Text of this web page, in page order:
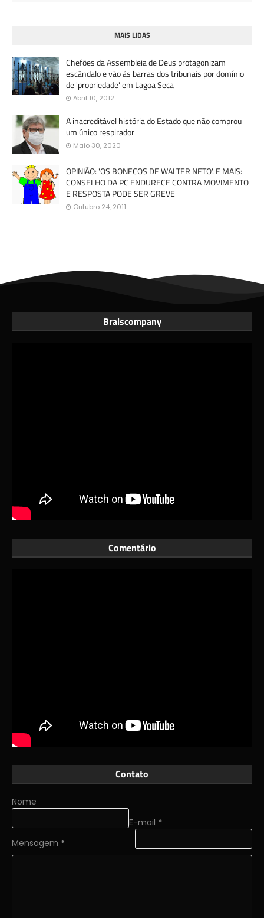
MAIS LIDAS
Chefões da Assembleia de Deus protagonizam
escândalo e vão às barras dos tribunais por domínio
de 'propriedade' em Lagoa Seca
Abril 10, 2012
A inacreditável história do Estado que não comprou
um único respirador
Maio 30, 2020
OPINIÃO: 'OS BONECOS DE WALTER NETO'. E MAIS:
CONSELHO DA PC ENDURECE CONTRA MOVIMENTO
E RESPOSTA PODE SER GREVE
Outubro 24, 2011
Braiscompany
Comentário
Contato
Nome
E-mail *
Mensagem *